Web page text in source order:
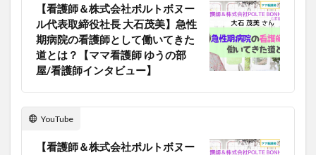
【看護師＆株式会社ポルトボヌー
ル代表取締役社長 大石茂美】急性
期病院の看護師として働いてきた
道とは？【ママ看護師 ゆうの部
屋/看護師インタビュー】
YouTube
【看護師＆株式会社ポルトボヌー